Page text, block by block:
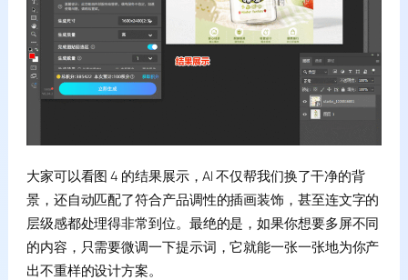
大家可以看图 4 的结果展示，AI 不仅帮我们换了干净的背
景，还自动匹配了符合产品调性的插画装饰，甚至连文字的
层级感都处理得非常到位。最绝的是，如果你想要多屏不同
的内容，只需要微调一下提示词，它就能一张一张地为你产
出不重样的设计方案。